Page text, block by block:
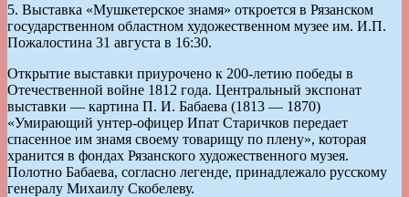
5. Выставка «Мушкетерское знамя» откроется в Рязанском
государственном областном художественном музее им. И.П.
Пожалостина 31 августа в 16:30.
Открытие выставки приурочено к 200-летию победы в
Отечественной войне 1812 года. Центральный экспонат
выставки — картина П. И. Бабаева (1813 — 1870)
«Умирающий унтер-офицер Ипат Старичков передает
спасенное им знамя своему товарищу по плену», которая
хранится в фондах Рязанского художественного музея.
Полотно Бабаева, согласно легенде, принадлежало русскому
генералу Михаилу Скобелеву.